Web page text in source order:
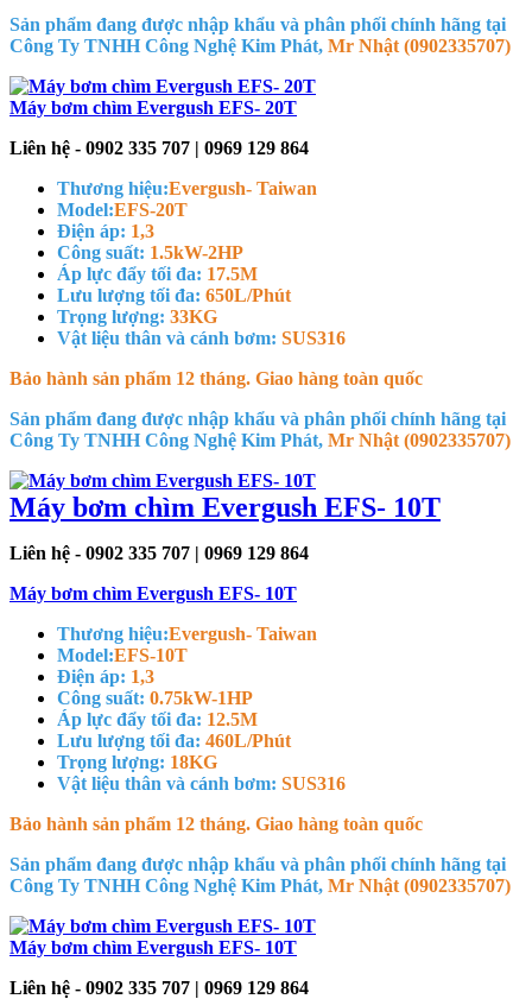
Sản phẩm đang được nhập khẩu và phân phối chính hãng tại
Công Ty TNHH Công Nghệ Kim Phát, Mr Nhật (0902335707)
Máy bơm chìm Evergush EFS- 20T
Liên hệ - 0902 335 707 | 0969 129 864
Thương hiệu:Evergush- Taiwan
Model:EFS-20T
Điện áp: 1,3
Công suất: 1.5kW-2HP
Áp lực đẩy tối đa: 17.5M
Lưu lượng tối đa: 650L/Phút
Trọng lượng: 33KG
Vật liệu thân và cánh bơm: SUS316
Bảo hành sản phẩm 12 tháng. Giao hàng toàn quốc
Sản phẩm đang được nhập khẩu và phân phối chính hãng tại
Công Ty TNHH Công Nghệ Kim Phát, Mr Nhật (0902335707)
Máy bơm chìm Evergush EFS- 10T
Liên hệ - 0902 335 707 | 0969 129 864
Máy bơm chìm Evergush EFS- 10T
Thương hiệu:Evergush- Taiwan
Model:EFS-10T
Điện áp: 1,3
Công suất: 0.75kW-1HP
Áp lực đẩy tối đa: 12.5M
Lưu lượng tối đa: 460L/Phút
Trọng lượng: 18KG
Vật liệu thân và cánh bơm: SUS316
Bảo hành sản phẩm 12 tháng. Giao hàng toàn quốc
Sản phẩm đang được nhập khẩu và phân phối chính hãng tại
Công Ty TNHH Công Nghệ Kim Phát, Mr Nhật (0902335707)
Máy bơm chìm Evergush EFS- 10T
Liên hệ - 0902 335 707 | 0969 129 864